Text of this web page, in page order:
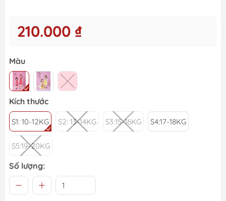
210.000 ₫
Màu
Kích thước
S1: 10-12KG S2: 13-14KG S3:15-16KG S4:17-18KG
S5:19-20KG
Số lượng: